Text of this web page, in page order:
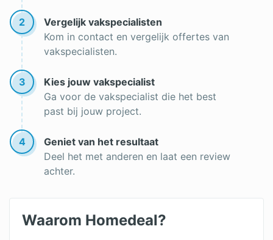
Trapgat schilderen
Keukenkastjes verven
Aluminium kozijnen verven
Wanneer schilderen
Goedkope schilder
Schildersbedrijf
Onderhoudscontract
2
Vergelijk vakspecialisten
Kom in contact en vergelijk offertes van
vakspecialisten.
3
Kies jouw vakspecialist
Ga voor de vakspecialist die het best
past bij jouw project.
4
Geniet van het resultaat
Deel het met anderen en laat een review
achter.
Waarom Homedeal?